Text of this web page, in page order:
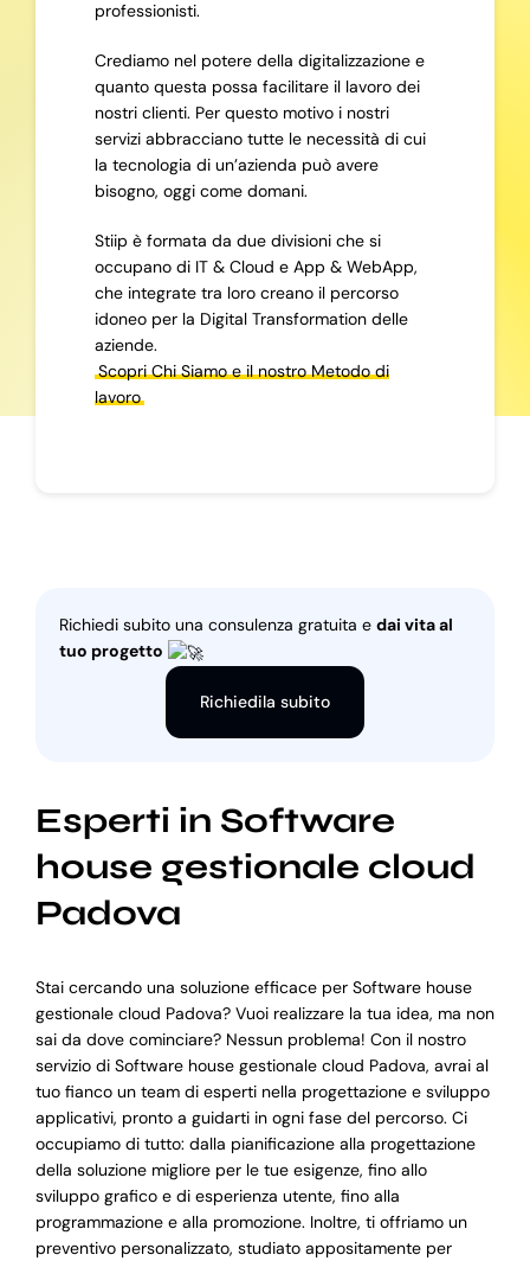
professionisti.
Crediamo nel potere della digitalizzazione e
quanto questa possa facilitare il lavoro dei
nostri clienti. Per questo motivo i nostri
servizi abbracciano tutte le necessità di cui
la tecnologia di un’azienda può avere
bisogno, oggi come domani.
Stiip è formata da due divisioni che si
occupano di IT & Cloud e App & WebApp,
che integrate tra loro creano il percorso
idoneo per la Digital Transformation delle
aziende.
Scopri Chi Siamo e il nostro Metodo di
lavoro
Richiedi subito una consulenza gratuita e dai vita al
tuo progetto
Richiedila subito
Esperti in Software
house gestionale cloud
Padova
Stai cercando una soluzione efficace per Software house
gestionale cloud Padova? Vuoi realizzare la tua idea, ma non
sai da dove cominciare? Nessun problema! Con il nostro
servizio di Software house gestionale cloud Padova, avrai al
tuo fianco un team di esperti nella progettazione e sviluppo
applicativi, pronto a guidarti in ogni fase del percorso. Ci
occupiamo di tutto: dalla pianificazione alla progettazione
della soluzione migliore per le tue esigenze, fino allo
sviluppo grafico e di esperienza utente, fino alla
programmazione e alla promozione. Inoltre, ti offriamo un
preventivo personalizzato, studiato appositamente per